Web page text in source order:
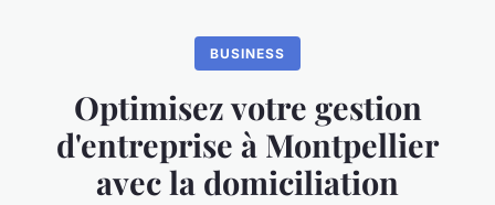
BUSINESS
Optimisez votre gestion
d'entreprise à Montpellier
avec la domiciliation